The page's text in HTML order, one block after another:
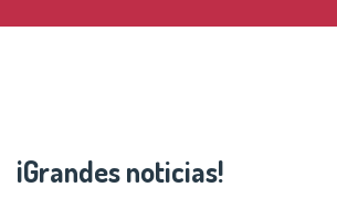
¡Grandes noticias!